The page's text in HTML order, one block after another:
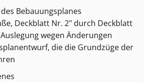
Bebauungsplanes
Deckblatt Nr. 2" durch Deckblatt
wegen Änderungen
die die Grundzüge der